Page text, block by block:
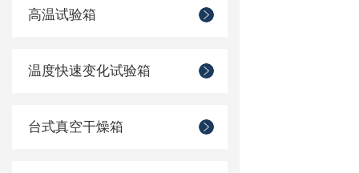
高温试验箱
温度快速变化试验箱
台式真空干燥箱